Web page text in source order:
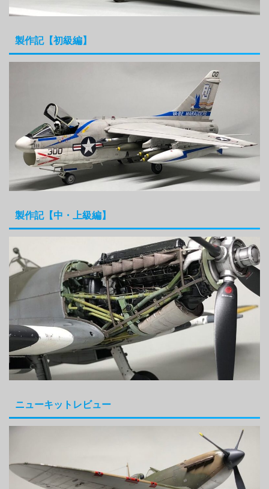
製作記【初級編】
製作記【中・上級編】
ニューキットレビュー